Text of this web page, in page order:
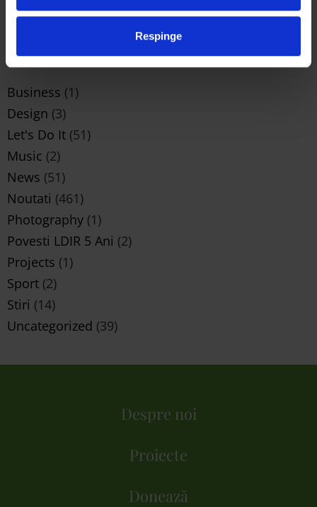
Respinge
Iași și semnificația lor
CATEGORII
Business (1)
Design (3)
Let's Do It (51)
Music (2)
News (51)
Noutati (461)
Photography (1)
Povesti LDIR 5 Ani (2)
Projects (1)
Sport (2)
Stiri (14)
Uncategorized (39)
Despre noi
Proiecte
Donează